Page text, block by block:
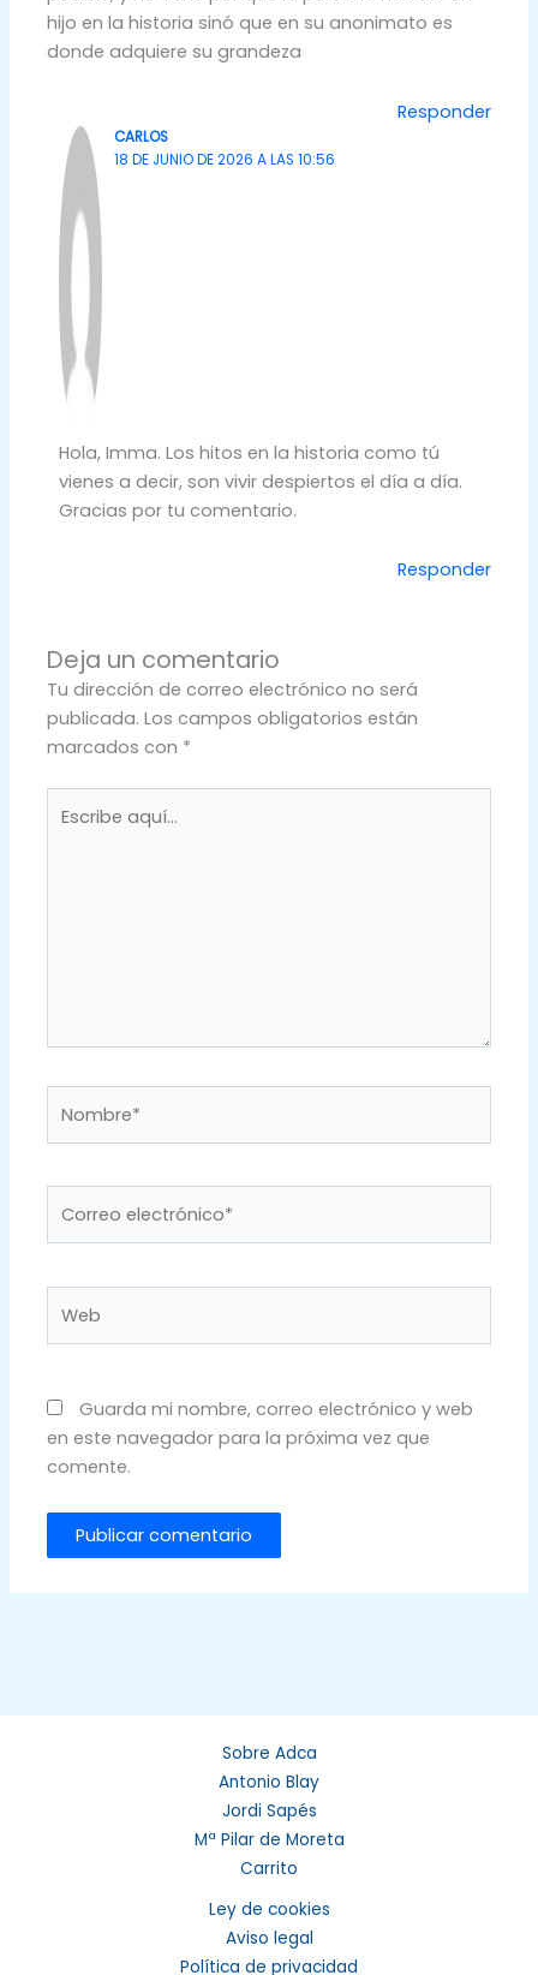
hijo en la historia sinó que en su anonimato es
donde adquiere su grandeza
Responder
CARLOS
18 DE JUNIO DE 2026 A LAS 10:56
Hola, Imma. Los hitos en la historia como tú
vienes a decir, son vivir despiertos el día a día.
Gracias por tu comentario.
Responder
Deja un comentario
Tu dirección de correo electrónico no será
publicada. Los campos obligatorios están
marcados con *
aquí...
electrónico*
Guarda mi nombre, correo electrónico y web
en este navegador para la próxima vez que
comente.
Sobre Adca
Antonio Blay
Jordi Sapés
Mª Pilar de Moreta
Carrito
Ley de cookies
Aviso legal
Política de privacidad